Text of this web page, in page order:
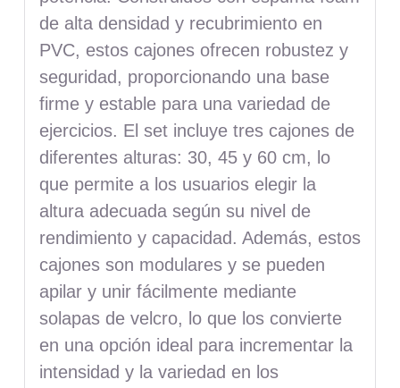
de alta densidad y recubrimiento en
PVC, estos cajones ofrecen robustez y
seguridad, proporcionando una base
firme y estable para una variedad de
ejercicios. El set incluye tres cajones de
diferentes alturas: 30, 45 y 60 cm, lo
que permite a los usuarios elegir la
altura adecuada según su nivel de
rendimiento y capacidad. Además, estos
cajones son modulares y se pueden
apilar y unir fácilmente mediante
solapas de velcro, lo que los convierte
en una opción ideal para incrementar la
intensidad y la variedad en los